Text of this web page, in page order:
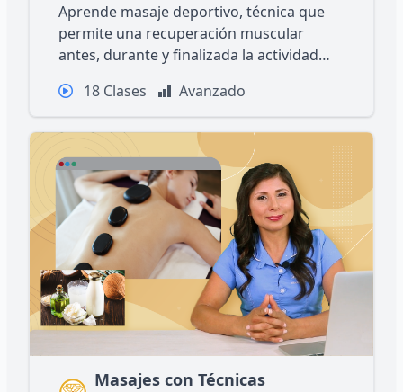
Aprende masaje deportivo, técnica que
permite una recuperación muscular
antes, durante y finalizada la actividad
18 Clases Avanzado
Masajes con Técnicas